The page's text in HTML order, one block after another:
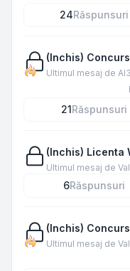
24Răspunsuri
(Inchis)
Ultimul mesaj de
21Răspunsuri
(Inchis) Licenta
Ultimul mesaj de
6Răspunsuri
(Inchis)
Ultimul mesaj de